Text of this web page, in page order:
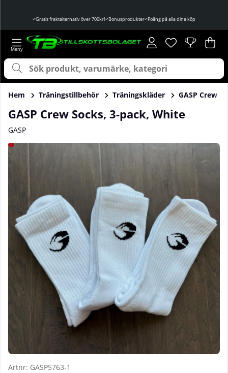
Gratis fraktalternativ över 700kr! Bonusprodukter Poäng på alla dina köp
Önskelista
Antal i
. .
Hem Träningstillbehör Träningskläder GASP Crew
GASP Crew Socks, 3-pack, White
GASP
Produktbilder GASP Crew Socks, 3-pack, White
Artnr: GASP5763-1